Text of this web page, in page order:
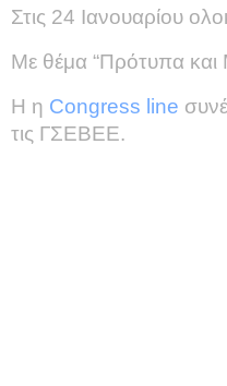
Στις 24 Ιανουαρίου
Με θέμα “Πρότυπα και
Η η Congress line
τις ΓΣΕΒΕΕ.